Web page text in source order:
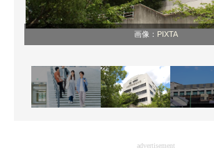
ちょっと気になるネットの話題
画像： PIXTA
advertisement